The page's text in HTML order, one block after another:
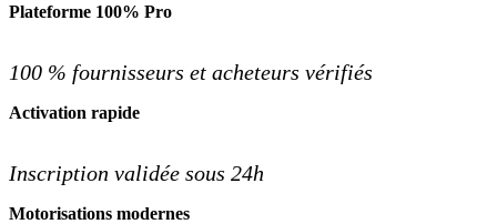
Plateforme 100% Pro
100 % fournisseurs et acheteurs vérifiés
Activation rapide
Inscription validée sous 24h
Motorisations modernes